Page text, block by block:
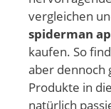
vergleichen
spiderman
kaufen. So
aber dennoch
Produkte in
natürlich